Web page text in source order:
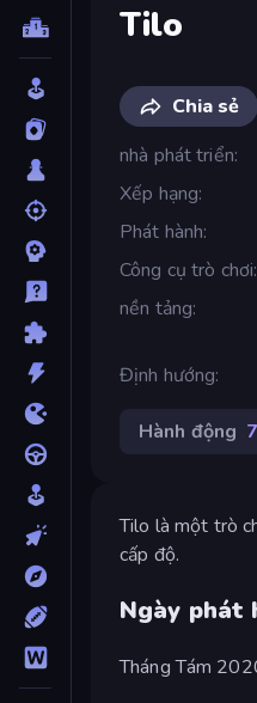
Tilo
Chia sẻ
nhà phát triển
Xếp hạng
Phát hành
Công cụ trò chơi
nền tảng
Định hướng
Hành động
Tilo là một trò
cấp độ.
Ngày phát
Tháng Tám